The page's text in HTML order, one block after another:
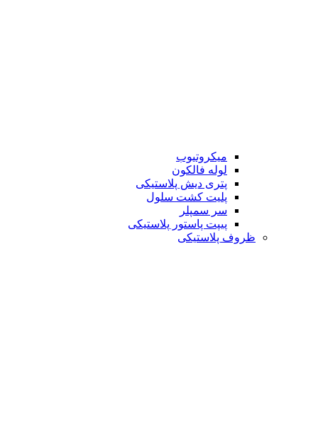
میکروتیوب
لوله فالکون
پتری دیش پلاستیکی
پلیت کشت سلول
سر سمپلر
پیپت پاستور پلاستیکی
ظروف پلاستیکی